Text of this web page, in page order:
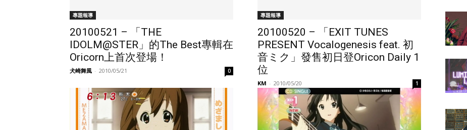
專題報導
20100521 – 「THE
IDOLM@STER」的The Best專輯在
Oricorn上首次登場！
犬崎舞風 - 2010/05/21 0
專題報導
20100520 – 「EXIT TUNES
PRESENT Vocalogenesis feat. 初
音ミク」發售初日登Oricon Daily 1
位
KM - 2010/05/20 1